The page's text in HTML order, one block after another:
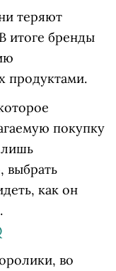
теряют
итоге бренды
продуктами.
покупку
лишь
выбрать
как он
во